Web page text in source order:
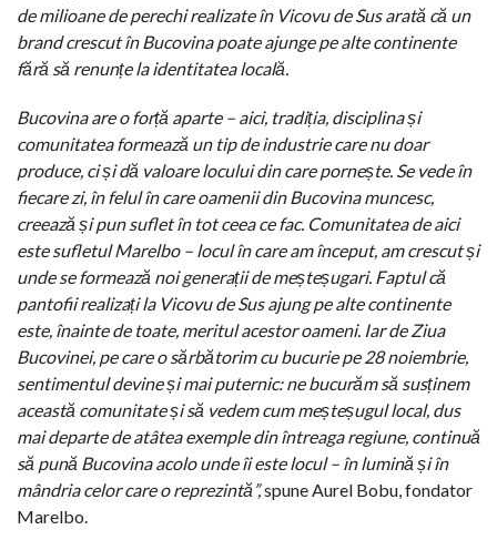
de milioane de perechi realizate în Vicovu de Sus arată că un
brand crescut în Bucovina poate ajunge pe alte continente
fără să renunțe la identitatea locală.
Bucovina are o forță aparte – aici, tradiția, disciplina și
comunitatea formează un tip de industrie care nu doar
produce, ci și dă valoare locului din care pornește. Se vede în
fiecare zi, în felul în care oamenii din Bucovina muncesc,
creează și pun suflet în tot ceea ce fac. Comunitatea de aici
este sufletul Marelbo – locul în care am început, am crescut și
unde se formează noi generații de meșteșugari. Faptul că
pantofii realizați la Vicovu de Sus ajung pe alte continente
este, înainte de toate, meritul acestor oameni. Iar de Ziua
Bucovinei, pe care o sărbătorim cu bucurie pe 28 noiembrie,
sentimentul devine și mai puternic: ne bucurăm să susținem
această comunitate și să vedem cum meșteșugul local, dus
mai departe de atâtea exemple din întreaga regiune, continuă
să pună Bucovina acolo unde îi este locul – în lumină și în
mândria celor care o reprezintă”,spune Aurel Bobu, fondator
Marelbo.